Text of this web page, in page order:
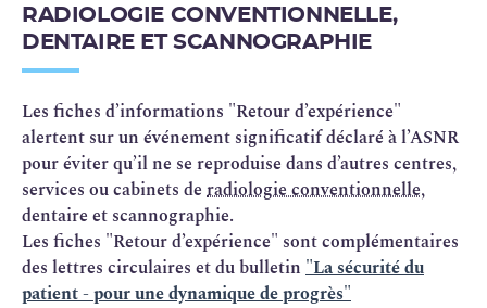
RADIOLOGIE CONVENTIONNELLE,
DENTAIRE ET SCANNOGRAPHIE
Les fiches d’informations "Retour d’expérience"
alertent sur un événement significatif déclaré à l’ASNR
pour éviter qu’il ne se reproduise dans d’autres centres,
services ou cabinets de radiologie conventionnelle,
dentaire et scannographie.
Les fiches "Retour d’expérience" sont complémentaires
des lettres circulaires et du bulletin "La sécurité du
patient - pour une dynamique de progrès"